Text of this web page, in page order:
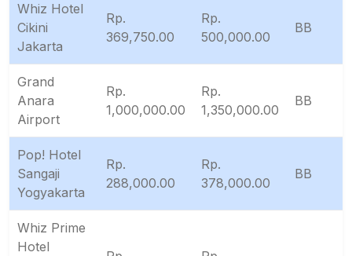
Whiz Hotel
Cikini
Jakarta
Rp.
369,750.00
Rp.
500,000.00
BB
Grand
Anara
Airport
Rp.
1,000,000.00
Rp.
1,350,000.00
BB
Pop! Hotel
Sangaji
Yogyakarta
Rp.
288,000.00
Rp.
378,000.00
BB
Whiz Prime
Hotel